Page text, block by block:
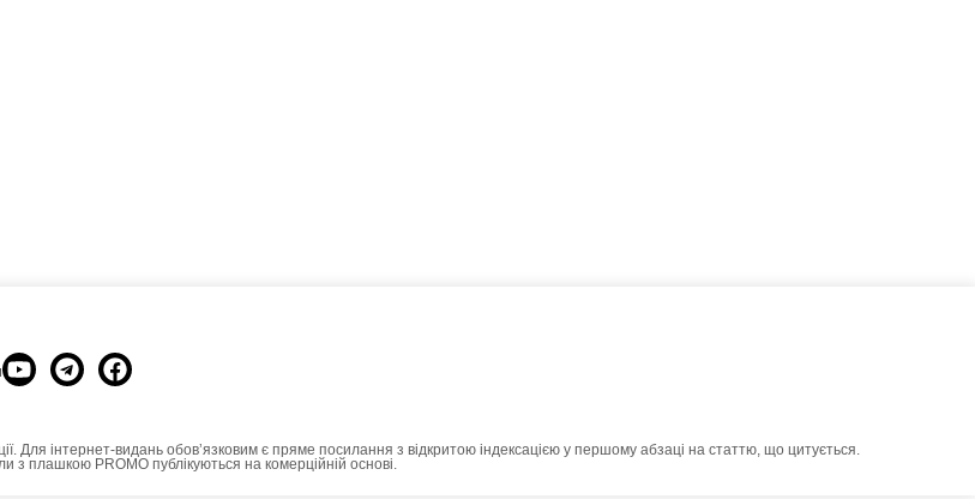
Для інтернет-видань обовʼязковим є пряме посилання з відкритою індексацією у першому абзаці на статтю, що цитується.
з плашкою PROMO публікуються на комерційній основі.